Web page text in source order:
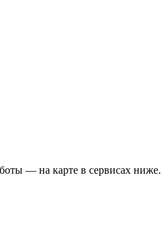
— на карте в сервисах ниже.